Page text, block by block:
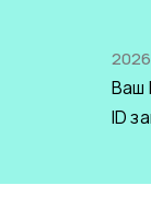
Ваш
ID